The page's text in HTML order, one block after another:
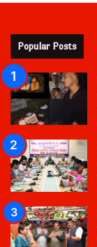
Popular Posts